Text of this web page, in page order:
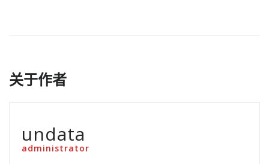
关于作者
undata
administrator